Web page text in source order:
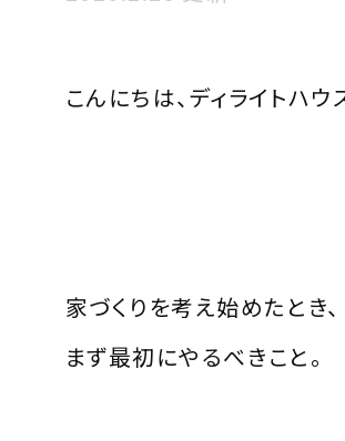
こんにちは、ディライトハウ
家づくりを考え始めたとき、
まず最初にやるべきこと。